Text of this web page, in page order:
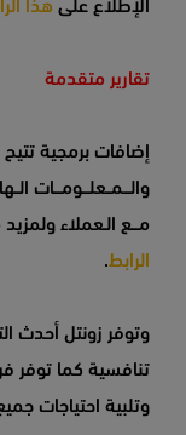
تقارير متقدمة
إضافات برمجية
مـــع الـعملاء
الرابط.
وتوفر زونتل أحدث
تنافسية كما توفر
وتلبية احتياجات